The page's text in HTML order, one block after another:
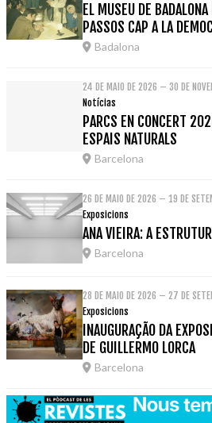
EL MUSEU DE
PASSOS CAP A LA
Badalona
24 DE MAIO DE 2026 – 30 DE
Notícias
PARCS EN CONCERT
ESPAIS NATURALS
Barcelona
26 DE MAIO DE 2026 – 19 DE
Exposicions
ANA VIEIRA: A
Barcelona
28 DE MAIO DE 2026 – 27 DE
Exposicions
INAUGURAÇÃO DA
DE GUILLERMO LORCA
Barcelona